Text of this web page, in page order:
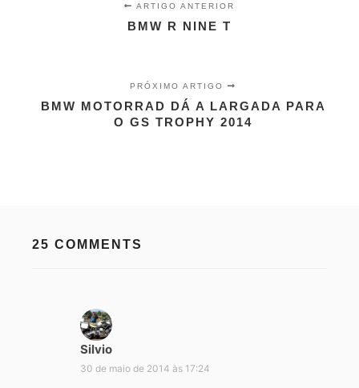
ARTIGO ANTERIOR
BMW R NINE T
PRÓXIMO ARTIGO
BMW MOTORRAD DÁ A LARGADA PARA
O GS TROPHY 2014
25 COMMENTS
Silvio
i
30 de maio de 2014 às 17:24